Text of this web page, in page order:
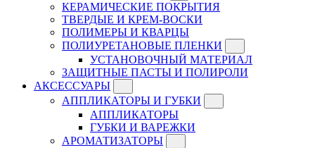
КЕРАМИЧЕСКИЕ ПОКРЫТИЯ
ТВЕРДЫЕ И КРЕМ-ВОСКИ
ПОЛИМЕРЫ И КВАРЦЫ
ПОЛИУРЕТАНОВЫЕ ПЛЕНКИ
УСТАНОВОЧНЫЙ МАТЕРИАЛ
ЗАЩИТНЫЕ ПАСТЫ И ПОЛИРОЛИ
АКСЕССУАРЫ
АППЛИКАТОРЫ И ГУБКИ
АППЛИКАТОРЫ
ГУБКИ И ВАРЕЖКИ
АРОМАТИЗАТОРЫ